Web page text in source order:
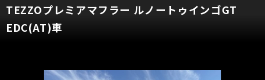
TEZZOプレミアマフラー ルノートゥインゴGT
EDC(AT)車